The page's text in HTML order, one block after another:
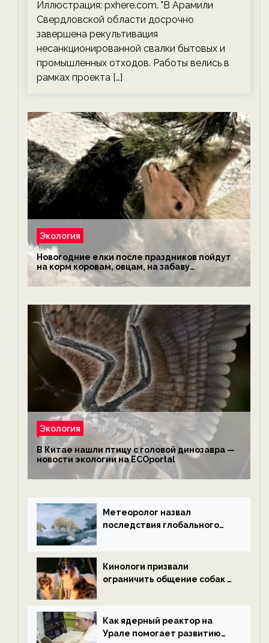
Иллюстрация: pxhere.com. "В Арамили
Свердловской области досрочно
завершена рекультивация
несанкционированной свалки бытовых и
промышленных отходов. Работы велись в
рамках проекта […]
Экология
Новогодние елки после праздников пойдут
на корм коровам, овцам, на забаву
обезьянам, львам и леопардам — новости
экологии на ECOportal
Экология
В Китае нашли птицу с головой динозавра —
новости экологии на ECOportal
Метеоролог назвал
последствия глобального
ECOportal
Кинологи призвали
ограничить общение собак с
ECOportal
Как ядерный реактор на
Урале помогает развитию